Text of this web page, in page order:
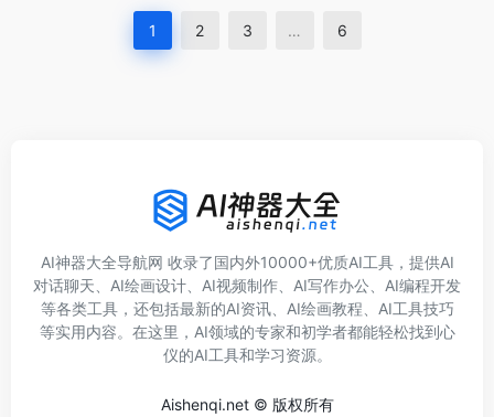
1 2 3 … 6
AI神器大全导航网 收录了国内外10000+优质AI工具，提供AI
对话聊天、AI绘画设计、AI视频制作、AI写作办公、AI编程开发
等各类工具，还包括最新的AI资讯、AI绘画教程、AI工具技巧
等实用内容。在这里，AI领域的专家和初学者都能轻松找到心
仪的AI工具和学习资源。
Aishenqi.net © 版权所有